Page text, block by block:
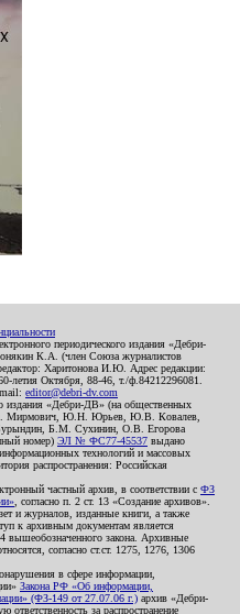
периодического издания «Дебри-
К.А. (член Союза журналистов
Харитонова И.Ю. Адрес редакции:
летия Октября, 88-46, т./ф.84212296081.
mail: editor@debri-dv.com
издания «Дебри-ДВ» (на общественных
Мирмович, Ю.Н. Юрьев, Ю.В. Ковалев,
Б.М. Сухинин, О.В. Егорова
номер) ЭЛ № ФС77-45537 выдано
технологий и массовых
распространения: Российская
частный архив, в соответствии с ФЗ
, согласно п. 2 ст. 13 «Создание архивов».
и журналов, изданные книги, а также
к архивным документам является
вышеобозначенного закона. Архивные
согласно ст.ст. 1275, 1276, 1306
в сфере информации,
Закона РФ «Об информации,
(ФЗ-149 от 27.07.06 г.) архив «Дебри-
за распространение